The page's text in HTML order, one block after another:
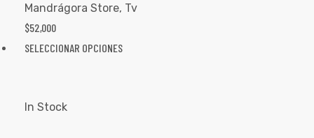
Mandrágora Store, Tv
$52,000
SELECCIONAR OPCIONES
In Stock